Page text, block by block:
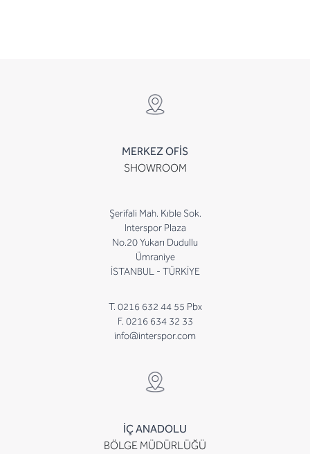
MERKEZ OFİS
SHOWROOM
Şerifali Mah. Kıble Sok.
Interspor Plaza
No.20 Yukarı Dudullu
Ümraniye
İSTANBUL - TÜRKİYE
T. 0216 632 44 55 Pbx
F. 0216 634 32 33
info@interspor.com
İÇ ANADOLU
BÖLGE MÜDÜRLÜĞÜ